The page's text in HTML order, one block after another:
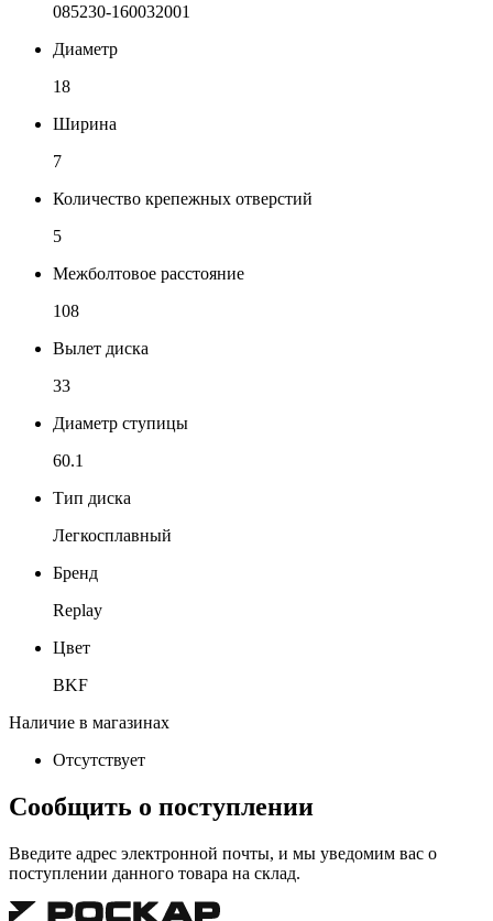
085230-160032001
Диаметр
18
Ширина
7
Количество крепежных отверстий
5
Межболтовое расстояние
108
Вылет диска
33
Диаметр ступицы
60.1
Тип диска
Легкосплавный
Бренд
Replay
Цвет
BKF
Наличие в магазинах
Отсутствует
Сообщить о поступлении
Введите адрес электронной почты, и мы уведомим вас о
поступлении данного товара на склад.